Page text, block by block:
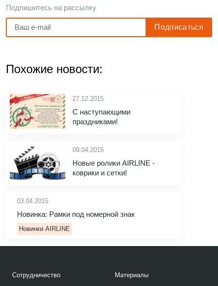
Подпишитесь на рассылку
Похожие новости:
27.12.2015
С наступающими
праздниками!
09.04.2015
Новые ролики AIRLINE -
коврики и сетки!
03.04.2015
Новинка: Рамки под номерной знак
Новинки AIRLINE
Сотрудничество Материалы